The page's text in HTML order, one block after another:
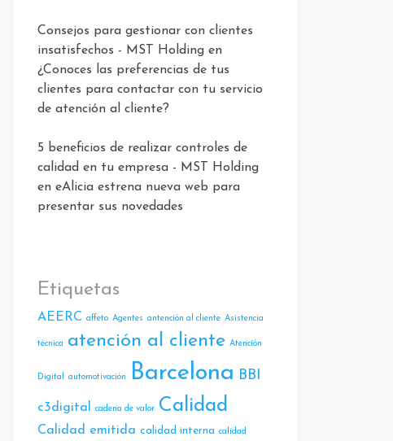
Consejos para gestionar con clientes
insatisfechos - MST Holding en
¿Conoces las preferencias de tus
clientes para contactar con tu servicio
de atención al cliente?
5 beneficios de realizar controles de
calidad en tu empresa - MST Holding
en eAlicia estrena nueva web para
presentar sus novedades
Etiquetas
AEERC affeto Agentes antención al cliente Asistencia
técnica atención al cliente Atencíón
Digital automotivación Barcelona BBI
c3digital cadena de valor Calidad
Calidad emitida calidad interna calidad